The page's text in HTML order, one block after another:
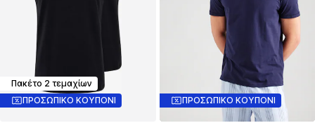
Πακέτο 2 τεμαχίων
ΠΡΟΣΩΠΙΚΟ ΚΟΥΠΟΝΙ
ΠΡΟΣΩΠΙΚΟ ΚΟΥΠΟΝΙ